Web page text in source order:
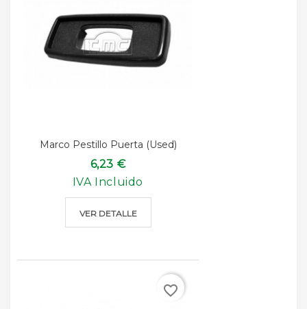
Marco Pestillo Puerta (used)
6,23 €
IVA Incluido
VER DETALLE
favorite_border